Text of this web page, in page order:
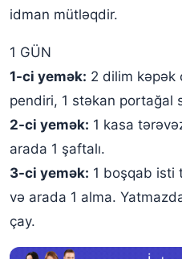
idman mütləqdir.
1 GÜN
1-ci yemək: 2 dilim kəpək
pendiri, 1 stəkan portağal
2-ci yemək: 1 kasa
arada 1 şaftalı.
3-ci yemək: 1 boşqab isti
və arada 1 alma.
çay.